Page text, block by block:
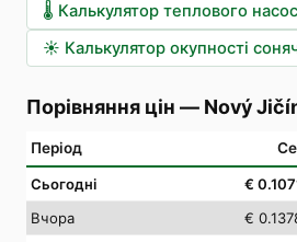
🌡️ Калькулятор теплового
☀️ Калькулятор окупності
Порівняння цін — Nový
Період
Сьогодні €
Вчора
€